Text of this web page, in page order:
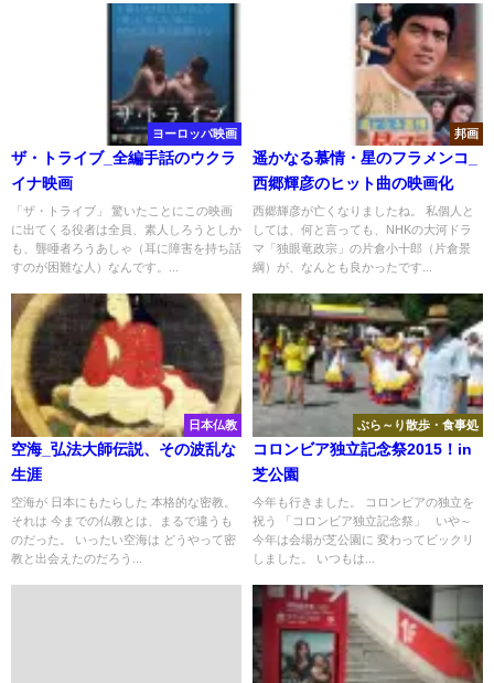
ヨーロッパ映画
ザ・トライブ_全編手話のウクラ
イナ映画
「ザ・トライブ」 驚いたことにこの映画
に出てくる役者は全員、素人しろうとしか
も、聾唖者ろうあしゃ（耳に障害を持ち話
すのが困難な人）なんです。...
邦画
遥かなる慕情・星のフラメンコ_
西郷輝彦のヒット曲の映画化
西郷輝彦が亡くなりましたね。 私個人と
しては、何と言っても、NHKの大河ドラ
マ「独眼竜政宗」の片倉小十郎（片倉景
綱）が、なんとも良かったです...
日本仏教
空海_弘法大師伝説、その波乱な
生涯
空海が 日本にもたらした 本格的な密教。
それは 今までの仏教とは、まるで違うも
のだった。 いったい空海は どうやって密
教と出会えたのだろう...
ぶら～り散歩・食事処
コロンビア独立記念祭2015！in
芝公園
今年も行きました。 コロンビアの独立を
祝う 「コロンビア独立記念祭」 いや～
今年は会場が芝公園に 変わってビックリ
しました。 いつもは...